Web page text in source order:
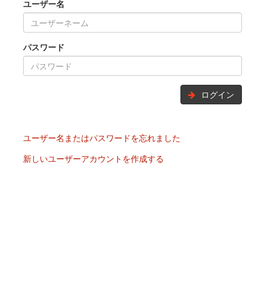
ユーザー名
パスワード
ログイン
ユーザー名またはパスワードを忘れました
新しいユーザーアカウントを作成する